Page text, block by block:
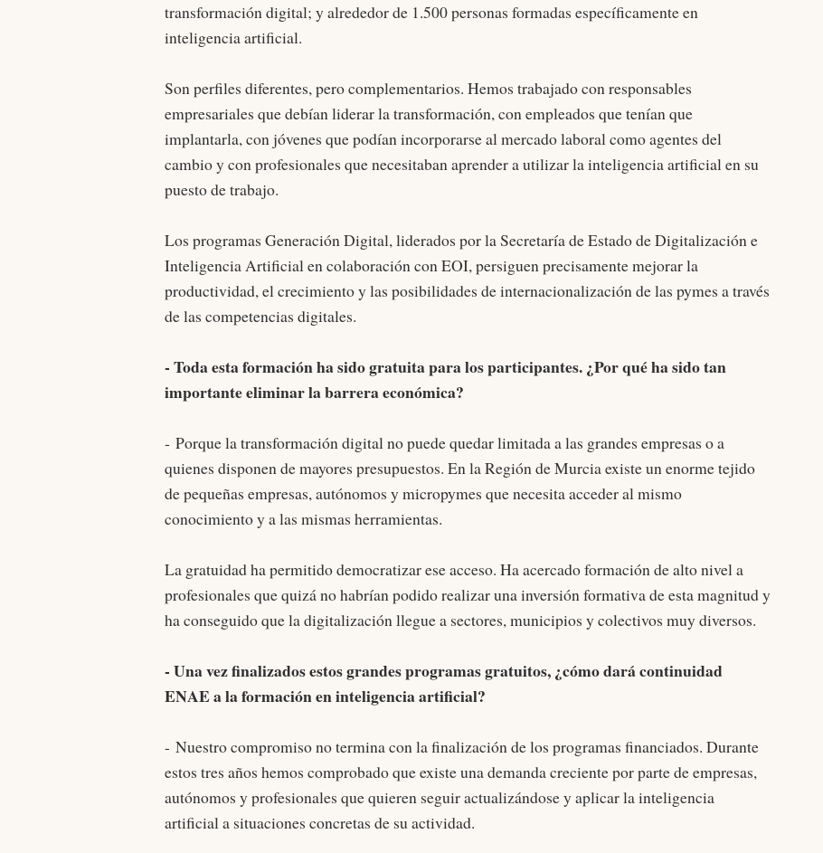
transformación digital; y alrededor de 1.500 personas formadas específicamente en
inteligencia artificial.
Son perfiles diferentes, pero complementarios. Hemos trabajado con responsables
empresariales que debían liderar la transformación, con empleados que tenían que
implantarla, con jóvenes que podían incorporarse al mercado laboral como agentes del
cambio y con profesionales que necesitaban aprender a utilizar la inteligencia artificial en su
puesto de trabajo.
Los programas Generación Digital, liderados por la Secretaría de Estado de Digitalización e
Inteligencia Artificial en colaboración con EOI, persiguen precisamente mejorar la
productividad, el crecimiento y las posibilidades de internacionalización de las pymes a través
de las competencias digitales.
- Toda esta formación ha sido gratuita para los participantes. ¿Por qué ha sido tan
importante eliminar la barrera económica?
- Porque la transformación digital no puede quedar limitada a las grandes empresas o a
quienes disponen de mayores presupuestos. En la Región de Murcia existe un enorme tejido
de pequeñas empresas, autónomos y micropymes que necesita acceder al mismo
conocimiento y a las mismas herramientas.
La gratuidad ha permitido democratizar ese acceso. Ha acercado formación de alto nivel a
profesionales que quizá no habrían podido realizar una inversión formativa de esta magnitud y
ha conseguido que la digitalización llegue a sectores, municipios y colectivos muy diversos.
- Una vez finalizados estos grandes programas gratuitos, ¿cómo dará continuidad
ENAE a la formación en inteligencia artificial?
- Nuestro compromiso no termina con la finalización de los programas financiados. Durante
estos tres años hemos comprobado que existe una demanda creciente por parte de empresas,
autónomos y profesionales que quieren seguir actualizándose y aplicar la inteligencia
artificial a situaciones concretas de su actividad.